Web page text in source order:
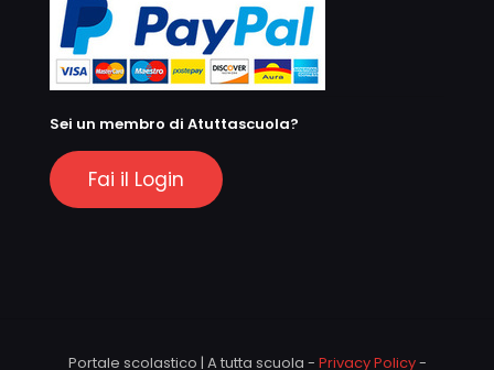
Sei un membro di Atuttascuola?
Fai il Login
Portale scolastico | A tutta scuola - Privacy Policy-